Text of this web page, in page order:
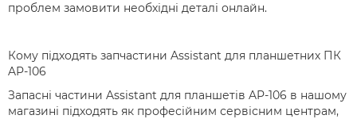
проблем замовити необхідні деталі онлайн.
Кому підходять запчастини Assistant для планшетних ПК
AP-106
Запасні частини Assistant для планшетів AP-106 в нашому
магазині підходять як професійним сервісним центрам,